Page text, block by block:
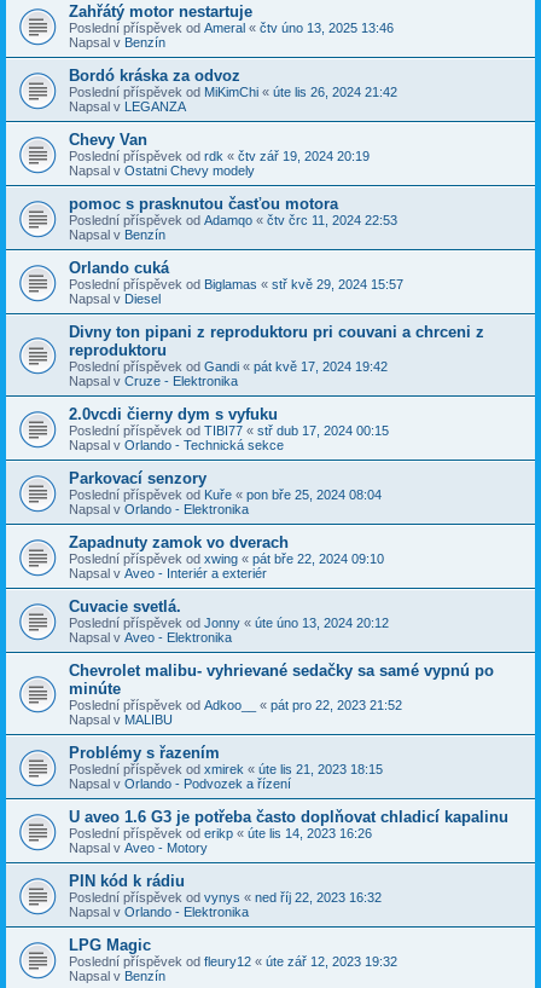
Zahřátý motor nestartuje
Poslední příspěvek od Ameral « čtv úno 13, 2025 13:46
Napsal v Benzín
Bordó kráska za odvoz
Poslední příspěvek od MiKimChi « úte lis 26, 2024 21:42
Napsal v LEGANZA
Chevy Van
Poslední příspěvek od rdk « čtv zář 19, 2024 20:19
Napsal v Ostatni Chevy modely
pomoc s prasknutou časťou motora
Poslední příspěvek od Adamqo « čtv črc 11, 2024 22:53
Napsal v Benzín
Orlando cuká
Poslední příspěvek od Biglamas « stř kvě 29, 2024 15:57
Napsal v Diesel
Divny ton pipani z reproduktoru pri couvani a chrceni z
reproduktoru
Poslední příspěvek od Gandi « pát kvě 17, 2024 19:42
Napsal v Cruze - Elektronika
2.0vcdi čierny dym s vyfuku
Poslední příspěvek od TIBI77 « stř dub 17, 2024 00:15
Napsal v Orlando - Technická sekce
Parkovací senzory
Poslední příspěvek od Kuře « pon bře 25, 2024 08:04
Napsal v Orlando - Elektronika
Zapadnuty zamok vo dverach
Poslední příspěvek od xwing « pát bře 22, 2024 09:10
Napsal v Aveo - Interiér a exteriér
Cuvacie svetlá.
Poslední příspěvek od Jonny « úte úno 13, 2024 20:12
Napsal v Aveo - Elektronika
Chevrolet malibu- vyhrievané sedačky sa samé vypnú po
minúte
Poslední příspěvek od Adkoo__ « pát pro 22, 2023 21:52
Napsal v MALIBU
Problémy s řazením
Poslední příspěvek od xmirek « úte lis 21, 2023 18:15
Napsal v Orlando - Podvozek a řízení
U aveo 1.6 G3 je potřeba často doplňovat chladicí kapalinu
Poslední příspěvek od erikp « úte lis 14, 2023 16:26
Napsal v Aveo - Motory
PIN kód k rádiu
Poslední příspěvek od vynys « ned říj 22, 2023 16:32
Napsal v Orlando - Elektronika
LPG Magic
Poslední příspěvek od fleury12 « úte zář 12, 2023 19:32
Napsal v Benzín